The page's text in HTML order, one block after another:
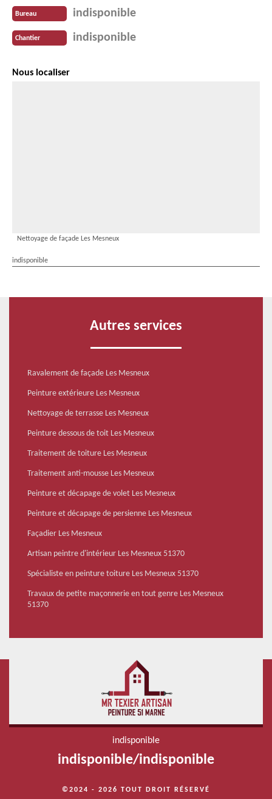
Bureau indisponible
Chantier indisponible
Nous localiser
Nettoyage de façade Les Mesneux
indisponible
Autres services
Ravalement de façade Les Mesneux
Peinture extérieure Les Mesneux
Nettoyage de terrasse Les Mesneux
Peinture dessous de toit Les Mesneux
Traitement de toiture Les Mesneux
Traitement anti-mousse Les Mesneux
Peinture et décapage de volet Les Mesneux
Peinture et décapage de persienne Les Mesneux
Façadier Les Mesneux
Artisan peintre d'intérieur Les Mesneux 51370
Spécialiste en peinture toiture Les Mesneux 51370
Travaux de petite maçonnerie en tout genre Les Mesneux
51370
indisponible
indisponible/indisponible
©2024 - 2026 TOUT DROIT RÉSERVÉ